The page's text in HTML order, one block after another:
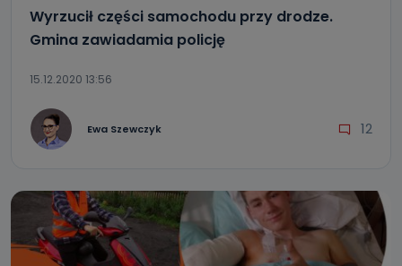
Wyrzucił części samochodu przy drodze.
Gmina zawiadamia policję
15.12.2020 13:56
Ewa Szewczyk 12